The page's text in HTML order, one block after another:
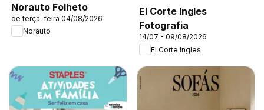
Norauto Folheto
de terça-feira 04/08/2026
Norauto
El Corte Ingles
Fotografia
14/07 - 09/08/2026
El Corte Ingles